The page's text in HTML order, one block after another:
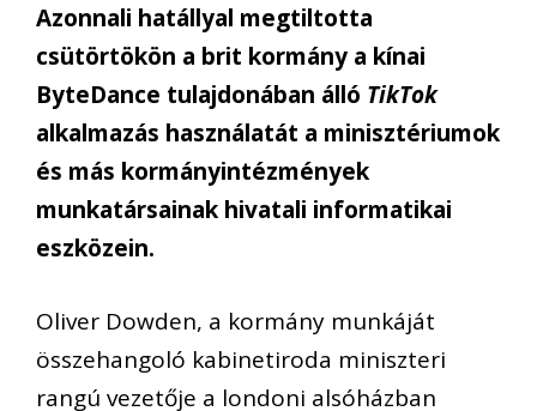
Azonnali hatállyal megtiltotta
csütörtökön a brit kormány a kínai
ByteDance tulajdonában álló TikTok
alkalmazás használatát a minisztériumok
és más kormányintézmények
munkatársainak hivatali informatikai
eszközein.
Oliver Dowden, a kormány munkáját
összehangoló kabinetiroda miniszteri
rangú vezetője a londoni alsóházban